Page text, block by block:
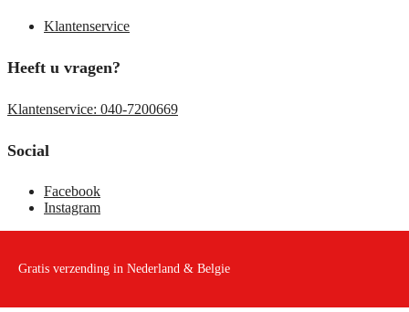
Klantenservice
Heeft u vragen?
Klantenservice: 040-7200669
Social
Facebook
Instagram
Gratis verzending in Nederland & Belgie